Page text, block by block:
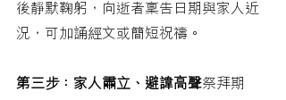
後靜默鞠躬，向逝者稟告日期與家人近
況，可加誦經文或簡短祝禱。
第三步：家人肅立、避諱高聲祭拜期